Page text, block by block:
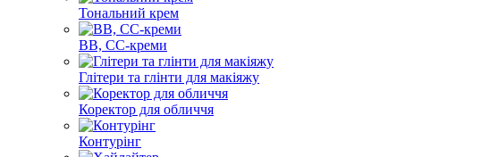
Тональний крем
BB, СС-креми
Глітери та глінти для макіяжу
Коректор для обличчя
Контурінг